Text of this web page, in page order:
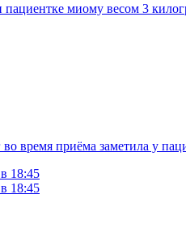
пациентке миому весом 3
время приёма заметила у
18:45
18:45